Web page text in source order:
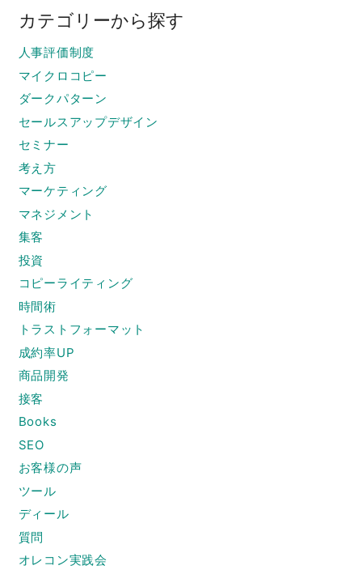
カテゴリーから探す
人事評価制度
マイクロコピー
ダークパターン
セールスアップデザイン
セミナー
考え方
マーケティング
マネジメント
集客
投資
コピーライティング
時間術
トラストフォーマット
成約率UP
商品開発
接客
Books
SEO
お客様の声
ツール
ディール
質問
オレコン実践会